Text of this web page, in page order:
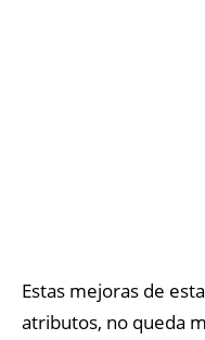
Estas mejoras de
atributos, no queda